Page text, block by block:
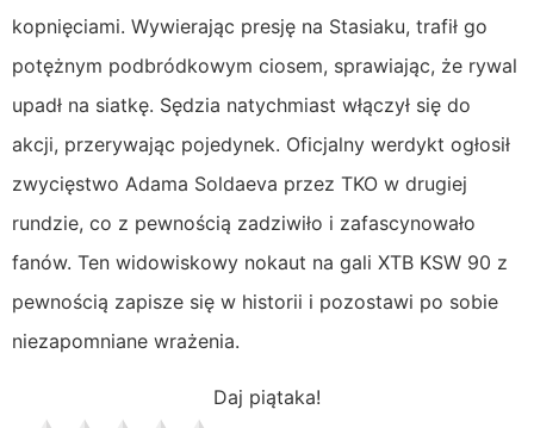
kopnięciami. Wywierając presję na Stasiaku, trafił go
potężnym podbródkowym ciosem, sprawiając, że rywal
upadł na siatkę. Sędzia natychmiast włączył się do
akcji, przerywając pojedynek. Oficjalny werdykt ogłosił
zwycięstwo Adama Soldaeva przez TKO w drugiej
rundzie, co z pewnością zadziwiło i zafascynowało
fanów. Ten widowiskowy nokaut na gali XTB KSW 90 z
pewnością zapisze się w historii i pozostawi po sobie
niezapomniane wrażenia.
Daj piątaka!